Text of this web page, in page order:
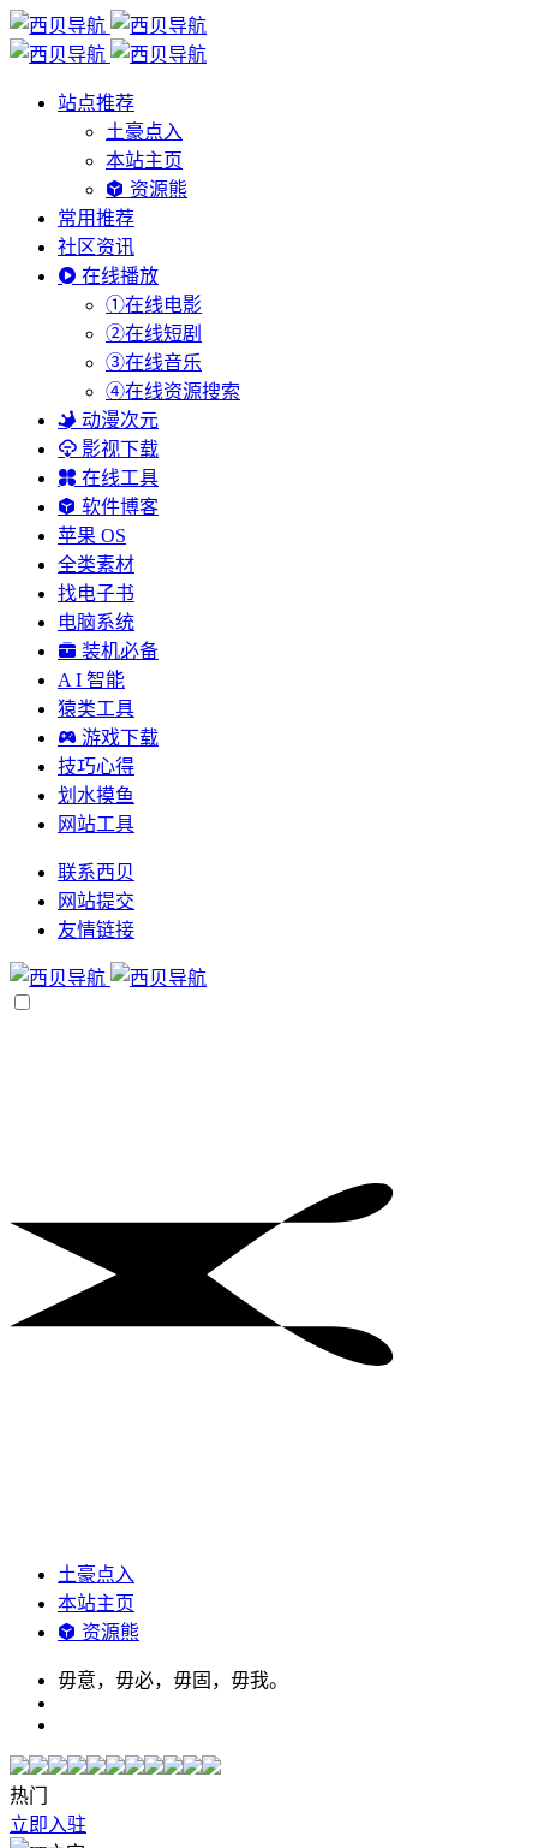
站点推荐
土豪点入
本站主页
资源熊
常用推荐
社区资讯
在线播放
①在线电影
②在线短剧
③在线音乐
④在线资源搜索
动漫次元
影视下载
在线工具
软件博客
苹果 OS
全类素材
找电子书
电脑系统
装机必备
A I 智能
猿类工具
游戏下载
技巧心得
划水摸鱼
网站工具
联系西贝
网站提交
友情链接
土豪点入
本站主页
资源熊
毋意，毋必，毋固，毋我。
热门
立即入驻